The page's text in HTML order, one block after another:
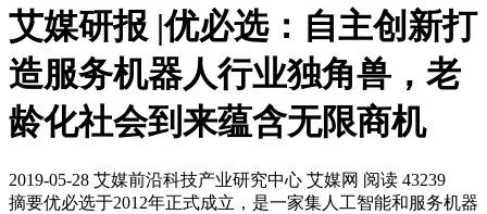
艾媒研报 |优必选：自主创新打
造服务机器人行业独角兽，老
龄化社会到来蕴含无限商机
2019-05-28 艾媒前沿科技产业研究中心 艾媒网 阅读 43239
摘要优必选于2012年正式成立，是一家集人工智能和服务机器